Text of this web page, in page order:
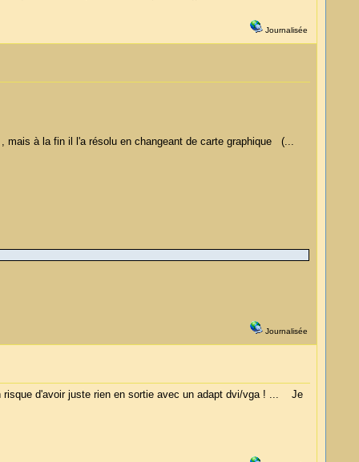
Journalisée
mais à la fin il l'a résolu en changeant de carte graphique (...
Journalisée
d'avoir juste rien en sortie avec un adapt dvi/vga ! ... Je